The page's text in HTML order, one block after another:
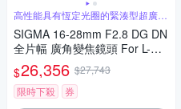
高性能具有恆定光圈的緊湊型超廣角
變焦
SIGMA 16-28mm F2.8 DG DN
全片幅 廣角變焦鏡頭 For L-mo
unt (公司貨)
$26,356 $27,743
限時下殺
券